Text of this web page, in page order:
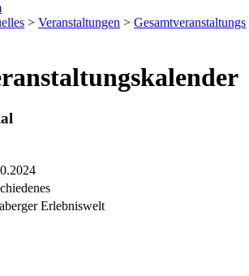
> Veranstaltungen > Gesamtveranstaltungs
Erlebniswelt